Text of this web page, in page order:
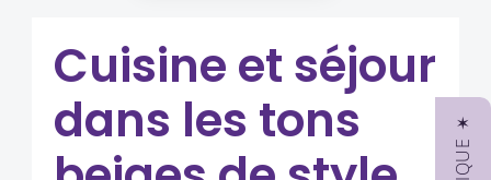
Cuisine et séjour
dans les tons